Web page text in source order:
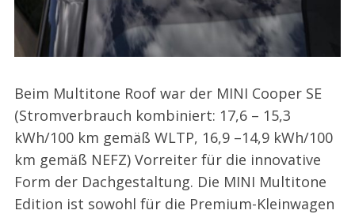
Beim Multitone Roof war der MINI Cooper SE
(Stromverbrauch kombiniert: 17,6 – 15,3
kWh/100 km gemäß WLTP, 16,9 –14,9 kWh/100
km gemäß NEFZ) Vorreiter für die innovative
Form der Dachgestaltung. Die MINI Multitone
Edition ist sowohl für die Premium-Kleinwagen